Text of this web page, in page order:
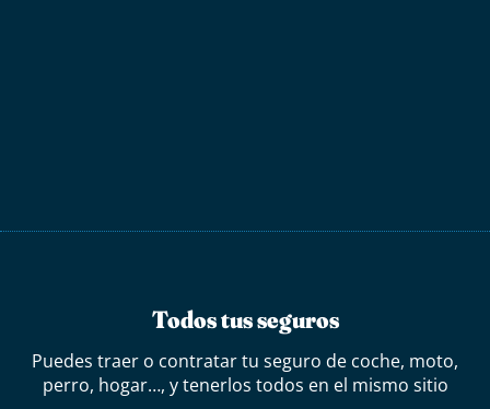
Todos tus seguros
Puedes traer o contratar tu seguro de coche, moto,
perro, hogar…, y tenerlos todos en el mismo sitio